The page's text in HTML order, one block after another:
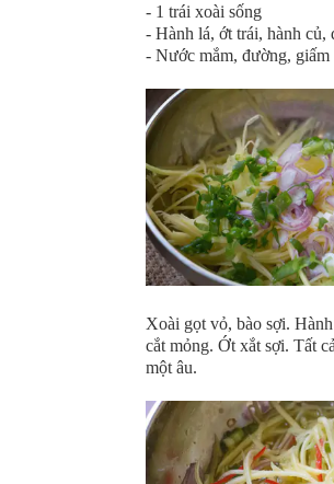
- 1 trái xoài sống
- Hành lá, ớt trái, hành củ,
- Nước mắm, đường, giấm
Xoài gọt vỏ, bào sợi.
cắt mỏng. Ớt xắt sợi. Tất
một âu.